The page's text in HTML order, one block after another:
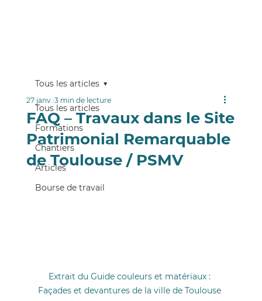
Tous les articles
Formations
Chantiers
Articles
Bourse de travail
Tous les articles
FAQ – Travaux dans le Site
Patrimonial Remarquable
de Toulouse / PSMV
27 janv. 3 min de lecture
Extrait du Guide couleurs et matériaux :
Façades et devantures de la ville de Toulouse